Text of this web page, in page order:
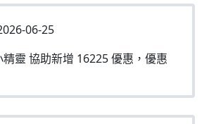
06-25
靈 協助新增 16225 優惠，優惠